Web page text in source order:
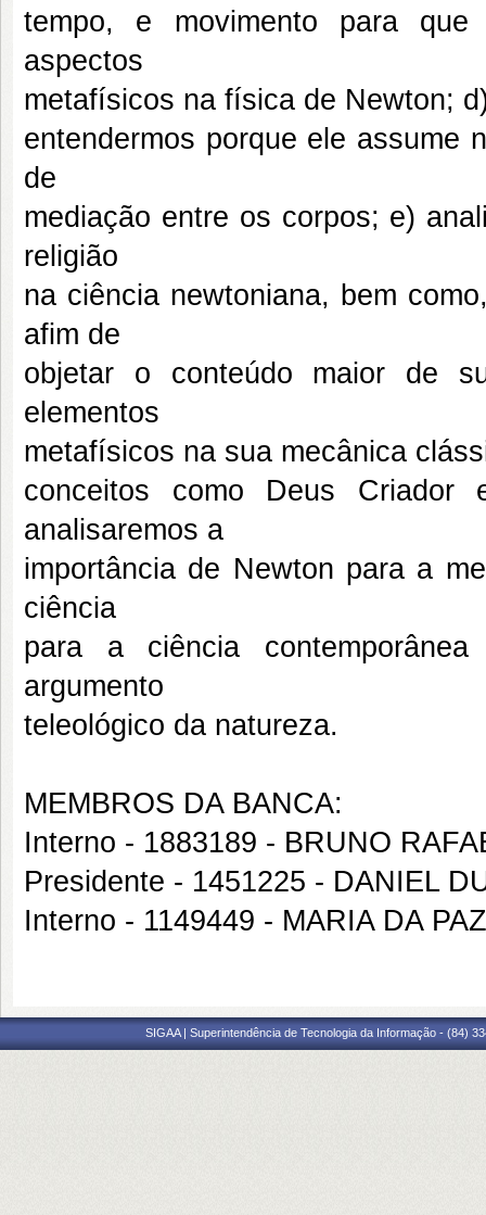
tempo, e movimento para que
aspectos
metafísicos na física de Newton;
entendermos porque ele assume
de
mediação entre os corpos; e)
religião
na ciência newtoniana, bem
afim de
objetar o conteúdo maior de
elementos
metafísicos na sua mecânica
conceitos como Deus
analisaremos a
importância de Newton para a
ciência
para a ciência
argumento
teleológico da natureza.
MEMBROS DA BANCA:
Interno - 1883189 - BRUNO
Presidente - 1451225 - DANIEL
Interno - 1149449 - MARIA DA
SIGAA | Superintendência de Tecnologia da Informação - (84)